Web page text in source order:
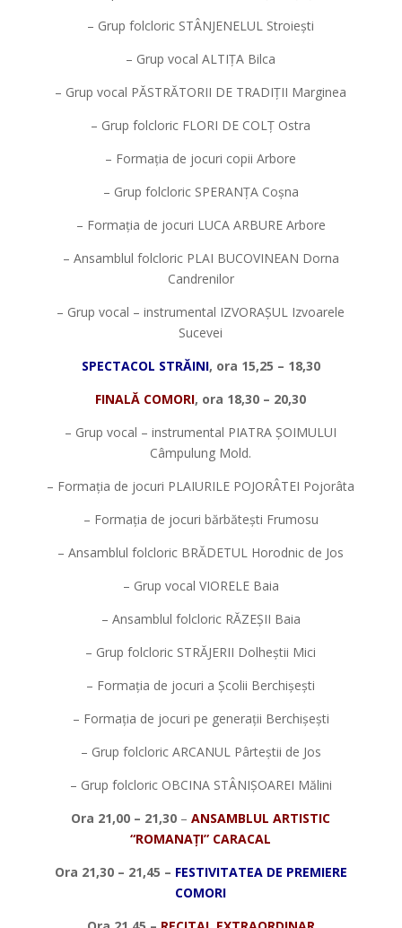
– Grup folcloric STÂNJENELUL Stroiești
– Grup vocal ALTIȚA Bilca
– Grup vocal PĂSTRĂTORII DE TRADIȚII Marginea
– Grup folcloric FLORI DE COLȚ Ostra
– Formația de jocuri copii Arbore
– Grup folcloric SPERANȚA Coșna
– Formația de jocuri LUCA ARBURE Arbore
– Ansamblul folcloric PLAI BUCOVINEAN Dorna
Candrenilor
– Grup vocal – instrumental IZVORAȘUL Izvoarele
Sucevei
SPECTACOL STRĂINI, ora 15,25 – 18,30
FINALĂ COMORI, ora 18,30 – 20,30
– Grup vocal – instrumental PIATRA ȘOIMULUI
Câmpulung Mold.
– Formația de jocuri PLAIURILE POJORÂTEI Pojorâta
– Formația de jocuri bărbătești Frumosu
– Ansamblul folcloric BRĂDETUL Horodnic de Jos
– Grup vocal VIORELE Baia
– Ansamblul folcloric RĂZEȘII Baia
– Grup folcloric STRĂJERII Dolheștii Mici
– Formația de jocuri a Școlii Berchișești
– Formația de jocuri pe generații Berchișești
– Grup folcloric ARCANUL Pârteștii de Jos
– Grup folcloric OBCINA STÂNIȘOAREI Mălini
Ora 21,00 – 21,30 –ANSAMBLUL ARTISTIC
“ROMANAȚI” CARACAL
Ora 21,30 – 21,45 – FESTIVITATEA DE PREMIERE
COMORI